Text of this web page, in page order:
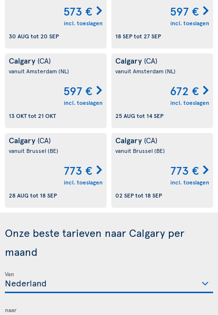
573 €
incl. toeslagen
30 AUG tot 20 SEP
597 €
incl. toeslagen
18 SEPtot 27 SEP
Calgary (CA)
vanuit Amsterdam(NL)
597 €
incl. toeslagen
13 OKTtot 21 OKT
Calgary (CA)
vanuit Amsterdam(NL)
672 €
incl. toeslagen
25 AUG tot 14 SEP
Calgary (CA)
vanuit Brussel (BE)
773 €
incl. toeslagen
28 AUG tot 18 SEP
Calgary (CA)
vanuit Brussel (BE)
773 €
incl. toeslagen
02 SEPtot 18 SEP
Onze beste tarieven naar Calgary per
maand
Van
naar